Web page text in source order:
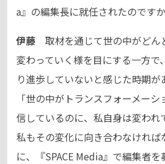
a』の編集長に就任されたのですか
伊藤 取材を通じて世の中がどん
変わっていく様を目にする一方で
り進歩していないと感じた時期
「世の中がトランスフォーメー
信しているのに、私自身は変われ
私もその変化に向き合わなけれ
に、『SPACE Media』で編集者